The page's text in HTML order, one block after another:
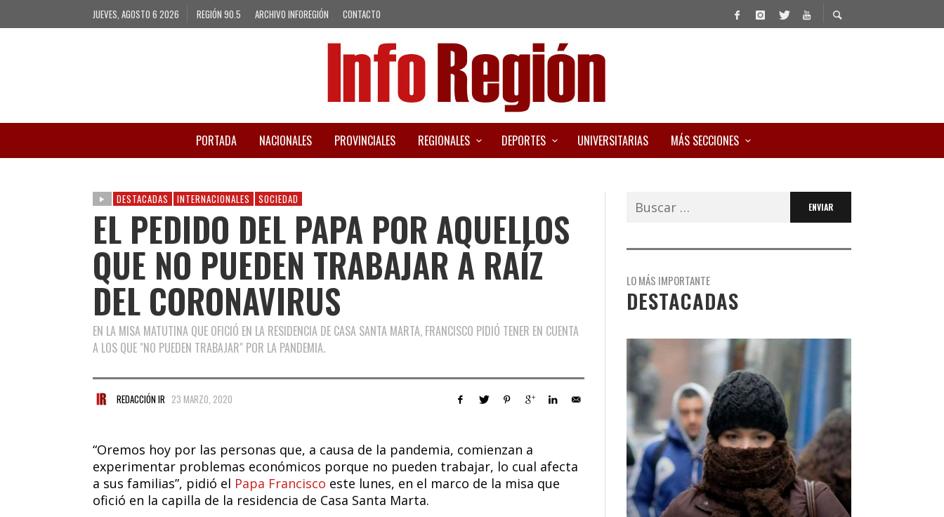
JUEVES, AGOSTO 6 2026 REGIÓN 90.5 ARCHIVO INFOREGIÓN CONTACTO
PORTADA NACIONALES PROVINCIALES REGIONALES DEPORTES UNIVERSITARIAS MÁS SECCIONES
DESTACADAS INTERNACIONALES SOCIEDAD
EL PEDIDO DEL PAPA POR AQUELLOS
QUE NO PUEDEN TRABAJAR A RAÍZ
DEL CORONAVIRUS
EN LA MISA MATUTINA QUE OFICIÓ EN LA RESIDENCIA DE CASA SANTA MARTA, FRANCISCO PIDIÓ TENER EN CUENTA
A LOS QUE "NO PUEDEN TRABAJAR" POR LA PANDEMIA.
REDACCIÓN IR 23 MARZO, 2020
“Oremos hoy por las personas que, a causa de la pandemia, comienzan a
experimentar problemas económicos porque no pueden trabajar, lo cual afecta
a sus familias”, pidió el Papa Francisco este lunes, en el marco de la misa que
ofició en la capilla de la residencia de Casa Santa Marta.
Buscar:
LO MÁS IMPORTANTE
DESTACADAS